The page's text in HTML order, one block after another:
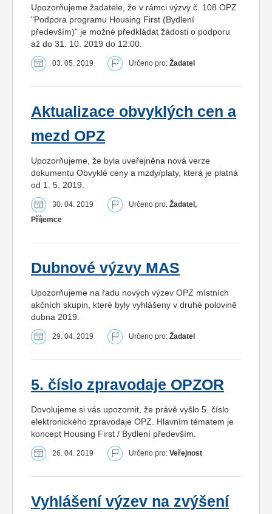
Upozorňujeme žadatele, že v rámci výzvy č. 108 OPZ
"Podpora programu Housing First (Bydlení
především)" je možné předkládat žádosti o podporu
až do 31. 10. 2019 do 12:00.
03. 05. 2019 Určeno pro: Žadatel
Aktualizace obvyklých cen a
mezd OPZ
Upozorňujeme, že byla uveřejněna nová verze
dokumentu Obvyklé ceny a mzdy/platy, která je platná
od 1. 5. 2019.
30. 04. 2019 Určeno pro: Žadatel,
Příjemce
Dubnové výzvy MAS
Upozorňujeme na řadu nových výzev OPZ místních
akčních skupin, které byly vyhlášeny v druhé polovině
dubna 2019.
29. 04. 2019 Určeno pro: Žadatel
5. číslo zpravodaje OPZOR
Dovolujeme si vás upozornit, že právě vyšlo 5. číslo
elektronického zpravodaje OPZ. Hlavním tématem je
koncept Housing First / Bydlení především.
26. 04. 2019 Určeno pro: Veřejnost
Vyhlášení výzev na zvýšení